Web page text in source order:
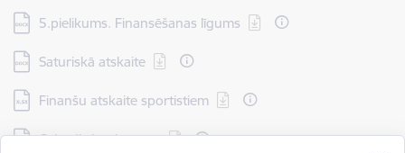
Lejupielādēt:
5.pielikums. Finansēšanas līgums
Lejupielādēt:
Saturiskā atskaite
Lejupielādēt:
Finanšu atskaite sportistiem
Lejupielādēt:
Ceļvedis konkursam